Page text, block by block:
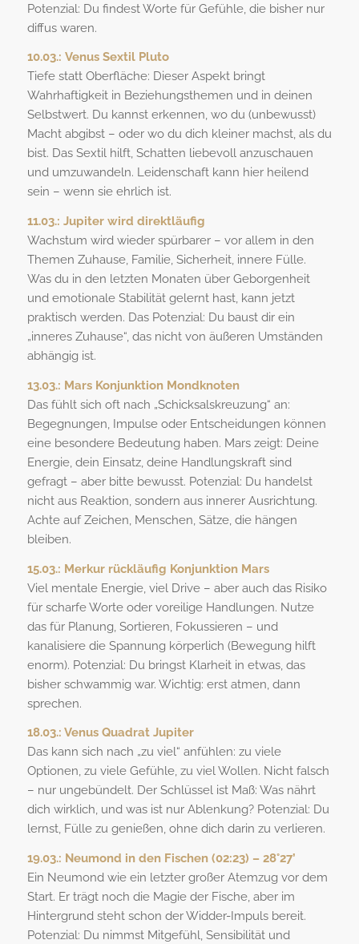
Potenzial: Du findest Worte für Gefühle, die bisher nur
diffus waren.
10.03.: Venus Sextil Pluto
Tiefe statt Oberfläche: Dieser Aspekt bringt
Wahrhaftigkeit in Beziehungsthemen und in deinen
Selbstwert. Du kannst erkennen, wo du (unbewusst)
Macht abgibst – oder wo du dich kleiner machst, als du
bist. Das Sextil hilft, Schatten liebevoll anzuschauen
und umzuwandeln. Leidenschaft kann hier heilend
sein – wenn sie ehrlich ist.
11.03.: Jupiter wird direktläufig
Wachstum wird wieder spürbarer – vor allem in den
Themen Zuhause, Familie, Sicherheit, innere Fülle.
Was du in den letzten Monaten über Geborgenheit
und emotionale Stabilität gelernt hast, kann jetzt
praktisch werden. Das Potenzial: Du baust dir ein
„inneres Zuhause“, das nicht von äußeren Umständen
abhängig ist.
13.03.: Mars Konjunktion Mondknoten
Das fühlt sich oft nach „Schicksalskreuzung“ an:
Begegnungen, Impulse oder Entscheidungen können
eine besondere Bedeutung haben. Mars zeigt: Deine
Energie, dein Einsatz, deine Handlungskraft sind
gefragt – aber bitte bewusst. Potenzial: Du handelst
nicht aus Reaktion, sondern aus innerer Ausrichtung.
Achte auf Zeichen, Menschen, Sätze, die hängen
bleiben.
15.03.: Merkur rückläufig Konjunktion Mars
Viel mentale Energie, viel Drive – aber auch das Risiko
für scharfe Worte oder voreilige Handlungen. Nutze
das für Planung, Sortieren, Fokussieren – und
kanalisiere die Spannung körperlich (Bewegung hilft
enorm). Potenzial: Du bringst Klarheit in etwas, das
bisher schwammig war. Wichtig: erst atmen, dann
sprechen.
18.03.: Venus Quadrat Jupiter
Das kann sich nach „zu viel“ anfühlen: zu viele
Optionen, zu viele Gefühle, zu viel Wollen. Nicht falsch
– nur ungebündelt. Der Schlüssel ist Maß: Was nährt
dich wirklich, und was ist nur Ablenkung? Potenzial: Du
lernst, Fülle zu genießen, ohne dich darin zu verlieren.
19.03.: Neumond in den Fischen (02:23) – 28°27’
Ein Neumond wie ein letzter großer Atemzug vor dem
Start. Er trägt noch die Magie der Fische, aber im
Hintergrund steht schon der Widder-Impuls bereit.
Potenzial: Du nimmst Mitgefühl, Sensibilität und